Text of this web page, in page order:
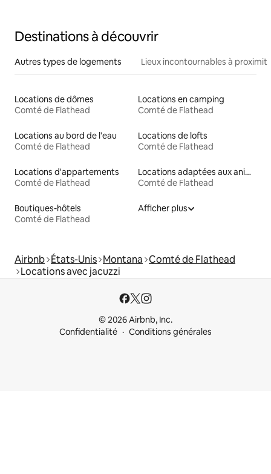
Destinations à découvrir
Autres types de logements Lieux incontournables à
Locations de dômes
Comté de Flathead
Locations en camping
Comté de Flathead
Locations au bord de l'eau
Comté de Flathead
Locations de lofts
Comté de Flathead
Locations d'appartements
Comté de Flathead
Locations adaptées aux animaux
Comté de Flathead
Boutiques-hôtels
Comté de Flathead
Afficher plus
Airbnb États-Unis Montana Comté de Flathead
Locations avec jacuzzi
© 2026 Airbnb, Inc.
Confidentialité
Conditions générales